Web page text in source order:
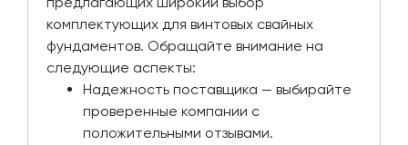
комплектующих для винтовых свайных
фундаментов. Обращайте внимание на
следующие аспекты:
Надежность поставщика — выбирайте
проверенные компании с
положительными отзывами.